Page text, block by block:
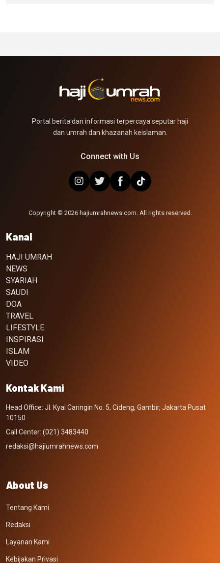
Portal berita dan informasi terpercaya seputar haji
dan umrah dan khazanah keislaman.
Connect with Us
Copyright © 2026 hajiumrahnews.com. All rights reserved.
Kanal
HAJI UMRAH
NEWS
SYARIAH
SAUDI
DOA
TRAVEL
LIFESTYLE
INSPIRASI
ISLAM
VIDEO
Kontak Kami
Head Office: Jl. Kyai Caringin No. 5, Cideng, Gambir, Jakarta Pusat
10150
Call Center: (021) 3483440
redaksi@hajiumrahnews.com
About Us
Tentang Kami
Redaksi
Layanan Kami
Kebijakan Privasi